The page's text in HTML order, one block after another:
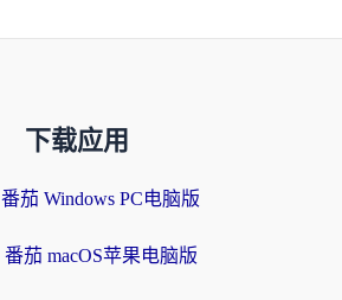
下载应用
番茄 Windows PC电脑版
番茄 macOS苹果电脑版